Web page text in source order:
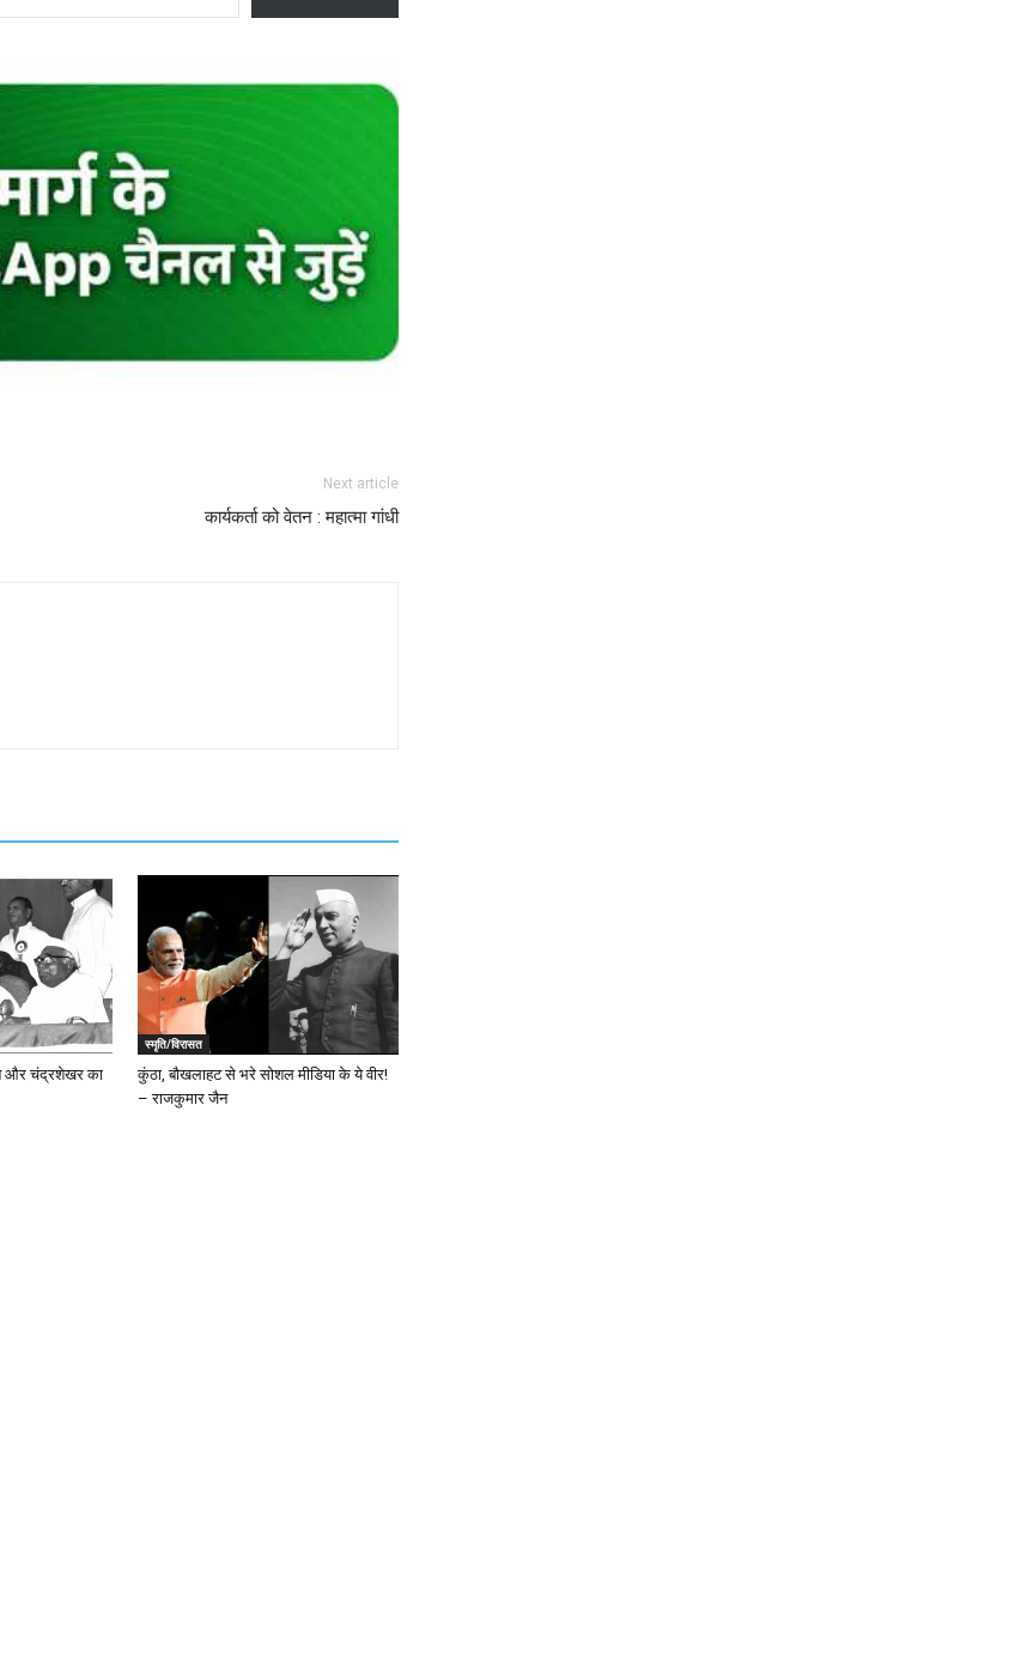
Next article
कार्यकर्ता को वेतन : महात्मा गांधी
और चंद्रशेखर का
स्मृति/विरासत
कुंठा, बौखलाहट से भरे सोशल मीडिया के ये वीर!
– राजकुमार जैन